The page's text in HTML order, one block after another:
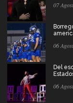
07
06
Del
06